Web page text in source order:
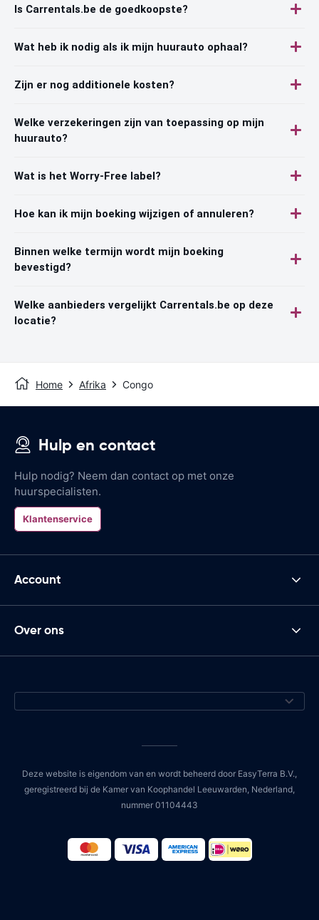
Is Carrentals.be de goedkoopste?
Wat heb ik nodig als ik mijn huurauto ophaal?
Zijn er nog additionele kosten?
Welke verzekeringen zijn van toepassing op mijn
huurauto?
Wat is het Worry-Free label?
Hoe kan ik mijn boeking wijzigen of annuleren?
Binnen welke termijn wordt mijn boeking
bevestigd?
Welke aanbieders vergelijkt Carrentals.be op deze
locatie?
Home Afrika Congo
Hulp en contact
Hulp nodig? Neem dan contact op met onze
huurspecialisten.
Klantenservice
Account
Over ons
Deze website is eigendom van en wordt beheerd door EasyTerra B.V.,
geregistreerd bij de Kamer van Koophandel Leeuwarden, Nederland,
nummer 01104443